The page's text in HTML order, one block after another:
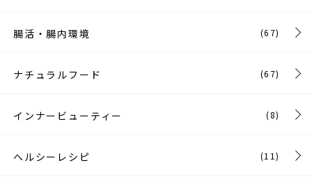
腸活・腸内環境 (67)
ナチュラルフード (67)
インナービューティー (8)
ヘルシーレシピ (11)